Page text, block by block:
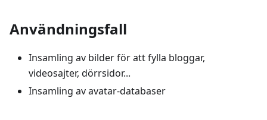
Användningsfall
Insamling av bilder för att fylla bloggar,
videosajter, dörrsidor...
Insamling av avatar-databaser